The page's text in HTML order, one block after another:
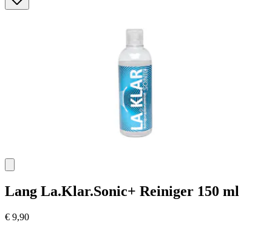
44
Lang La.Klar.Sonic+ Reiniger 150 ml
€ 9,90